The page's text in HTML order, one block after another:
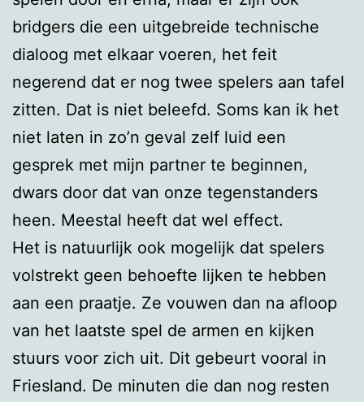
bridgers die een uitgebreide technische
dialoog met elkaar voeren, het feit
negerend dat er nog twee spelers aan tafel
zitten. Dat is niet beleefd. Soms kan ik het
niet laten in zo’n geval zelf luid een
gesprek met mijn partner te beginnen,
dwars door dat van onze tegenstanders
heen. Meestal heeft dat wel effect.
Het is natuurlijk ook mogelijk dat spelers
volstrekt geen behoefte lijken te hebben
aan een praatje. Ze vouwen dan na afloop
van het laatste spel de armen en kijken
stuurs voor zich uit. Dit gebeurt vooral in
Friesland. De minuten die dan nog resten